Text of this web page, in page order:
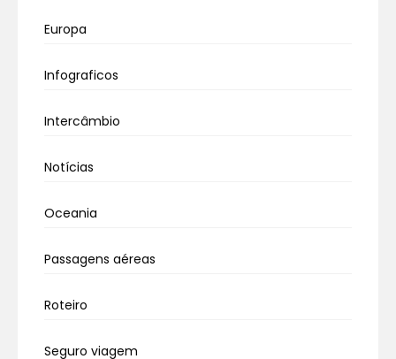
Europa
Infograficos
Intercâmbio
Notícias
Oceania
Passagens aéreas
Roteiro
Seguro viagem